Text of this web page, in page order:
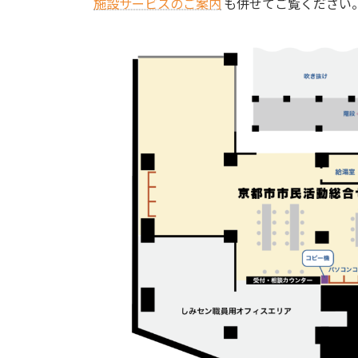
施設サービスのご案内 も併せてご覧ください